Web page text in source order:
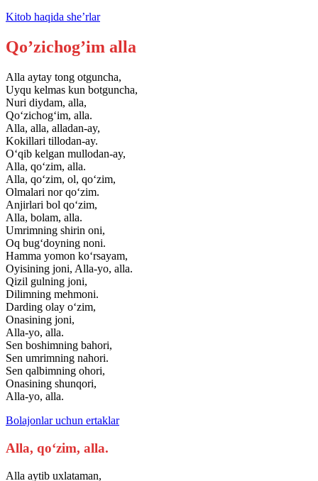
Kitob haqida she’rlar
Qo’zichog’im alla
Alla aytay tong otguncha,
Uyqu kelmas kun botguncha,
Nuri diydam, alla,
Qo‘zichog‘im, alla.
Alla, alla, alladan-ay,
Kokillari tillodan-ay.
O‘qib kelgan mullodan-ay,
Alla, qo‘zim, alla.
Alla, qo‘zim, ol, qo‘zim,
Olmalari nor qo‘zim.
Anjirlari bol qo‘zim,
Alla, bolam, alla.
Umrimning shirin oni,
Oq bug‘doyning noni.
Hamma yomon ko‘rsayam,
Oyisining joni, Alla-yo, alla.
Qizil gulning joni,
Dilimning mehmoni.
Darding olay o‘zim,
Onasining joni,
Alla-yo, alla.
Sen boshimning bahori,
Sen umrimning nahori.
Sen qalbimning ohori,
Onasining shunqori,
Alla-yo, alla.
Bolajonlar uchun ertaklar
Alla, qo‘zim, alla.
Alla aytib uxlataman,